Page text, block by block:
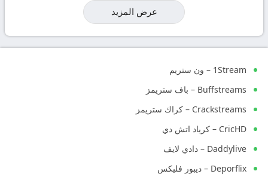
عرض المزيد
1Stream – ون ستريم
Buffstreams – باف ستريمز
Crackstreams – كراك ستريمز
CricHD – كرياد اتش دي
Daddylive – دادي لايف
Deporflix – ديبور فليكس